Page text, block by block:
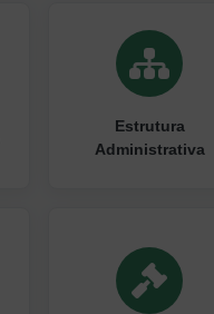
Estrutura
Administrativa